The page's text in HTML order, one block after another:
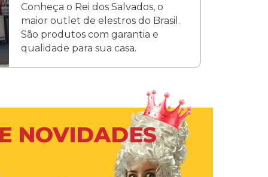
Conheça o Rei dos Salvados, o
maior outlet de elestros do Brasil.
São produtos com garantia e
qualidade para sua casa.
NOVIDADES